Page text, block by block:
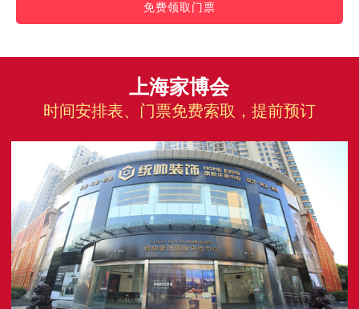
免费领取门票
上海家博会
时间安排表、门票免费索取，提前预订